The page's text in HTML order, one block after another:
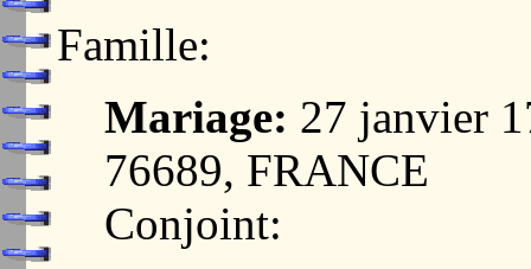
Famille:
Mariage: 27 janvier
76689, FRANCE
Conjoint: